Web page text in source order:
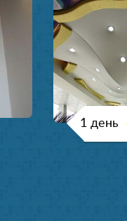
1 день